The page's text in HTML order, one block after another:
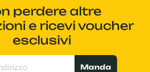
perdere altre
e ricevi voucher
esclusivi
Manda